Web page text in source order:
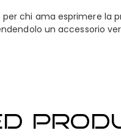
chi ama esprimere la
un accessorio